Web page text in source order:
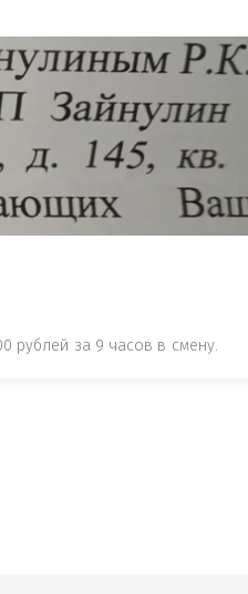
ВАШ ОТЗЫВ
СТАТЬЕ 7.17
ПУТЁМ